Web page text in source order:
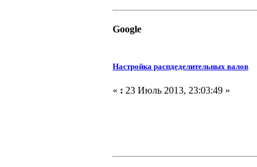
Google
Настройка распдеделительных валов
« : 23 Июль 2013, 23:03:49 »